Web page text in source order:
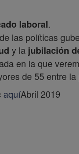
laboral.
las políticas
y la jubilación
en la que
de 55 entre
aquíAbril 2019